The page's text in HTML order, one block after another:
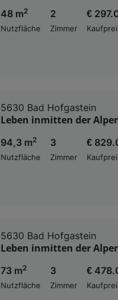
48 m2
Nutzfläche
2
Zimmer
€
5630 Bad Hofgastein
Leben inmitten der
94,3 m2
Nutzfläche
3
Zimmer
€
5630 Bad Hofgastein
Leben inmitten der
73 m2
Nutzfläche
3
Zimmer
€